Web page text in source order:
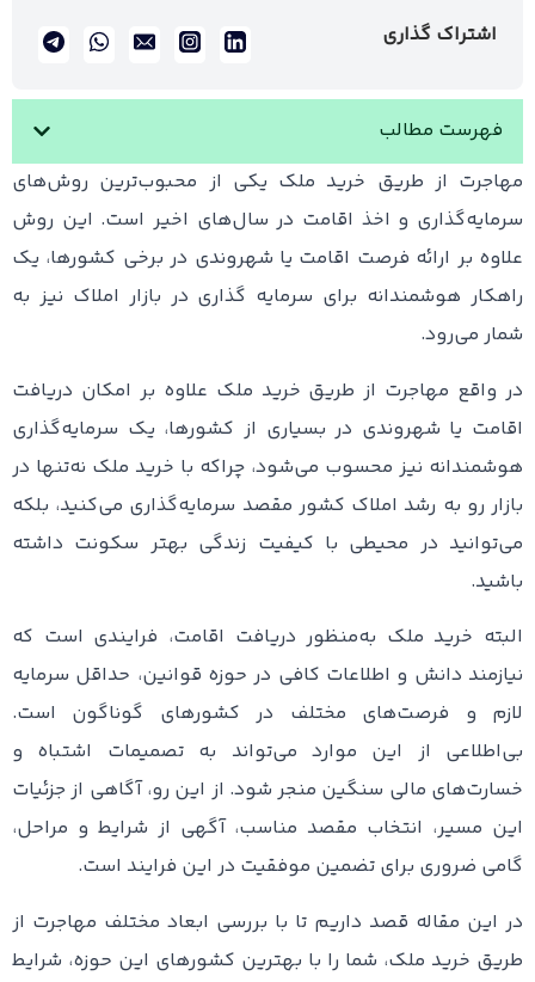
اشتراک گذاری
فهرست مطالب
مهاجرت از طریق خرید ملک یکی از محبوب‌ترین روش‌های
سرمایه‌گذاری و اخذ اقامت در سال‌های اخیر است. این روش
علاوه بر ارائه فرصت اقامت یا شهروندی در برخی کشورها، یک
راهکار هوشمندانه برای سرمایه گذاری در بازار املاک نیز به
شمار می‌رود.
در واقع مهاجرت از طریق خرید ملک علاوه بر امکان دریافت
اقامت یا شهروندی در بسیاری از کشورها، یک سرمایه‌گذاری
هوشمندانه نیز محسوب می‌شود، چراکه با خرید ملک نه‌تنها در
بازار رو به رشد املاک کشور مقصد سرمایه‌گذاری می‌کنید، بلکه
می‌توانید در محیطی با کیفیت زندگی بهتر سکونت داشته
باشید.
البته خرید ملک به‌منظور دریافت اقامت، فرایندی است که
نیازمند دانش و اطلاعات کافی در حوزه قوانین، حداقل سرمایه
لازم و فرصت‌های مختلف در کشورهای گوناگون است.
بی‌اطلاعی از این موارد می‌تواند به تصمیمات اشتباه و
خسارت‌های مالی سنگین منجر شود. از این رو، آگاهی از جزئیات
این مسیر، انتخاب مقصد مناسب، آگهی از شرایط و مراحل،
گامی ضروری برای تضمین موفقیت در این فرایند است.
در این مقاله قصد داریم تا با بررسی ابعاد مختلف مهاجرت از
طریق خرید ملک، شما را با بهترین کشورهای این حوزه، شرایط